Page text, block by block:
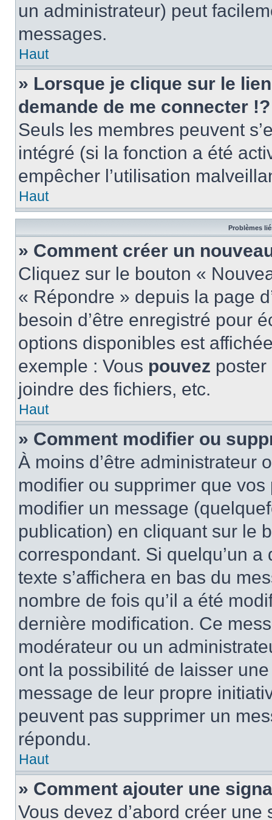
un administrateur) peut
messages.
Haut
» Lorsque je clique sur le
demande de me connecter !?
Seuls les membres peuvent
intégré (si la fonction a été
empêcher l’utilisation
Haut
Problèmes
» Comment créer un
Cliquez sur le bouton «
« Répondre » depuis la page
besoin d’être enregistré pour
options disponibles est
exemple : Vous pouvez
joindre des fichiers, etc.
Haut
» Comment modifier ou
À moins d’être administrateur
modifier ou supprimer que
modifier un message
publication) en cliquant sur le
correspondant. Si quelqu’un
texte s’affichera en bas du
nombre de fois qu’il a été
dernière modification. Ce
modérateur ou un
ont la possibilité de laisser
message de leur propre
peuvent pas supprimer un
répondu.
Haut
» Comment ajouter une
Vous devez d’abord créer